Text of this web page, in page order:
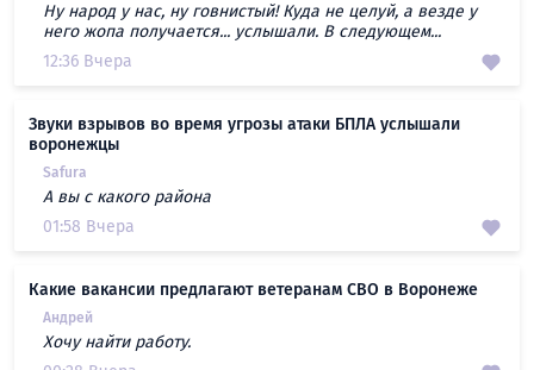
Ну народ у нас, ну говнистый! Куда не целуй, а везде у
него жопа получается... услышали. В следующем...
12:36 Вчера
Звуки взрывов во время угрозы атаки БПЛА услышали
воронежцы
Safura
А вы с какого района
01:58 Вчера
Какие вакансии предлагают ветеранам СВО в Воронеже
Андрей
Хочу найти работу.